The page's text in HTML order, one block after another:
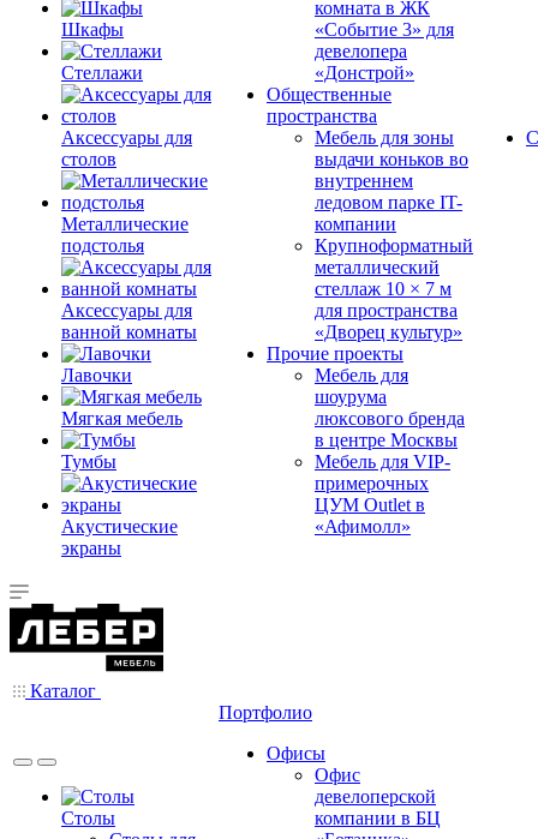
Шкафы
Стеллажи
Аксессуары для
столов
Металлические
подстолья
Аксессуары для
ванной комнаты
Лавочки
Мягкая мебель
Тумбы
Акустические
экраны
комната в ЖК
«Событие 3» для
девелопера
«Донстрой»
Общественные
пространства
Мебель для зоны
выдачи коньков во
внутреннем
ледовом парке IT-
компании
Крупноформатный
металлический
стеллаж 10 × 7 м
для пространства
«Дворец культур»
Прочие проекты
Мебель для
шоурума
люксового бренда
в центре Москвы
Мебель для VIP-
примерочных
ЦУМ Outlet в
«Афимолл»
Каталог
Столы
Портфолио
Офисы
Офис
девелоперской
компании в БЦ